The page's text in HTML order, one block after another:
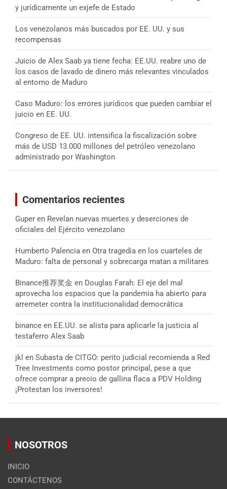
y jurídicamente un exjefe de Estado
Los venezolanos más buscados por EE. UU. y sus
recompensas
Juicio de Alex Saab ya tiene fecha: EE.UU. reabre uno de
los casos de lavado de dinero más relevantes vinculados
al entorno de Maduro
Caso Maduro: los errores jurídicos que pueden cambiar el
juicio en EE. UU.
Congreso de EE. UU. intensifica la fiscalización sobre
más de USD 13.000 millones del petróleo venezolano
administrado por Washington
Comentarios recientes
Guper en Revelan nuevas muertes y deserciones de
oficiales del Ejército venezolano
Humberto Palencia en Otra tragedia en los cuarteles de
Maduro: falta de personal y sobrecarga matan a militares
Binance推荐奖金 en Douglas Farah: El eje del mal
aprovecha los espacios que la pandemia ha abierto para
arremeter contra la institucionalidad democrática
binance en EE.UU. se alista para aplicarle la justicia al
testaferro Alex Saab
jkl en Subasta de CITGO: perito judicial recomienda a Red
Tree Investments como postor principal, pese a que
ofrece comprar a precio de gallina flaca a PDV Holding
¡Protestan los inversores!
NOSOTROS
INICIO
CONTÁCTENOS